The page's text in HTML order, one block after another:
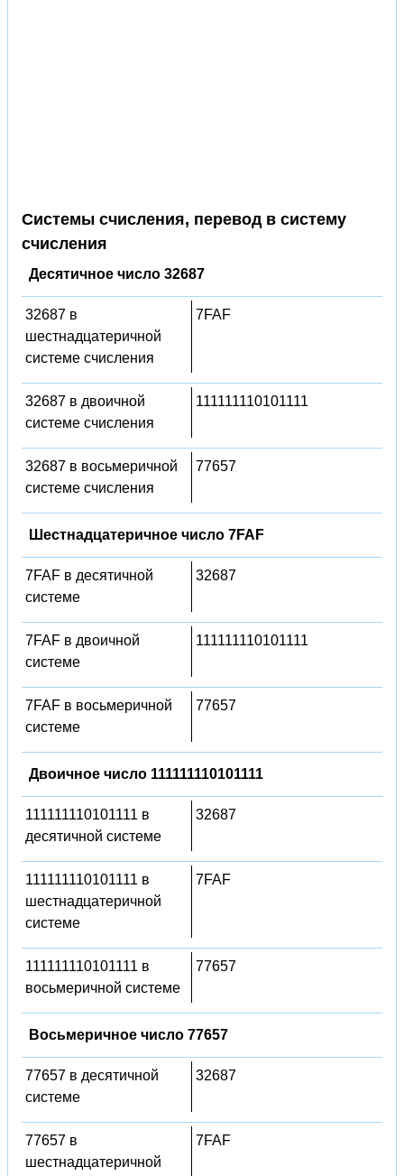
Системы счисления, перевод в систему
счисления
Десятичное число 32687
32687 в
шестнадцатеричной
системе счисления
7FAF
32687 в двоичной
системе счисления
111111110101111
32687 в восьмеричной
системе счисления
77657
Шестнадцатеричное число 7FAF
7FAF в десятичной
системе
32687
7FAF в двоичной
системе
111111110101111
7FAF в восьмеричной
системе
77657
Двоичное число 111111110101111
111111110101111 в
десятичной системе
32687
111111110101111 в
шестнадцатеричной
системе
7FAF
111111110101111 в
восьмеричной системе
77657
Восьмеричное число 77657
77657 в десятичной
системе
32687
77657 в
шестнадцатеричной
7FAF